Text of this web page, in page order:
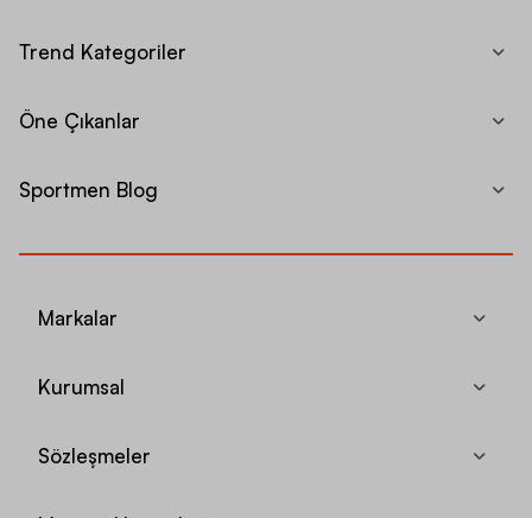
Trend Kategoriler
Öne Çıkanlar
Sportmen Blog
Markalar
Kurumsal
Sözleşmeler